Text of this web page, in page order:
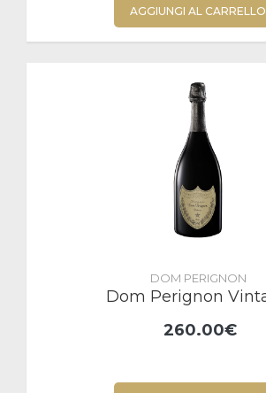
AGGIUNGI AL CARRELLO
DOM PERIGNON
Dom Perignon
260.00€